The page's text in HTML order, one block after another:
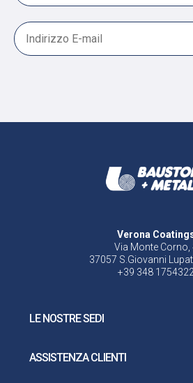
Verona
Via Monte Corno,
37057 S.Giovanni
+39 348 1754322
LE NOSTRE SEDI
ASSISTENZA CLIENTI